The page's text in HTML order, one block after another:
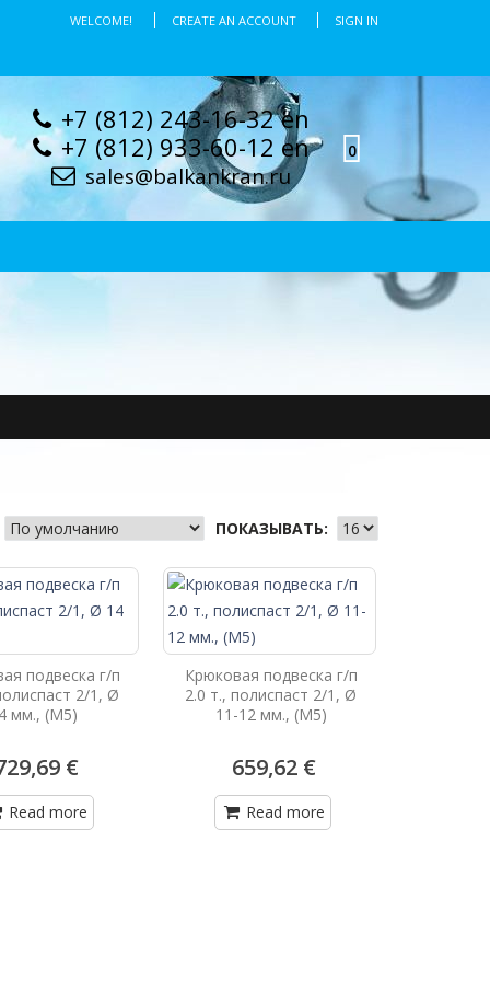
CREATE AN ACCOUNT SIGN IN
WELCOME!
+7 (812) 243-16-32 en
+7 (812) 933-60-12 en
sales@balkankran.ru
0
ПОКАЗЫВАТЬ:
подвеска г/п
2/1, Ø
мм., (М5)
€
Read more
Крюковая подвеска г/п
2.0 т., полиспаст 2/1, Ø
11-12 мм., (М5)
659,62 €
Read more